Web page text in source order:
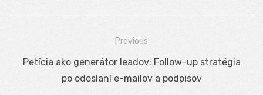
Navigácia
Previous
Previous
Petícia ako generátor leadov: Follow-up stratégia
po odoslaní e-mailov a podpisov